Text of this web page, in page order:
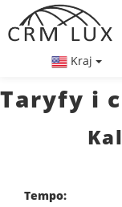
Kraj
Taryfy i
Tempo: